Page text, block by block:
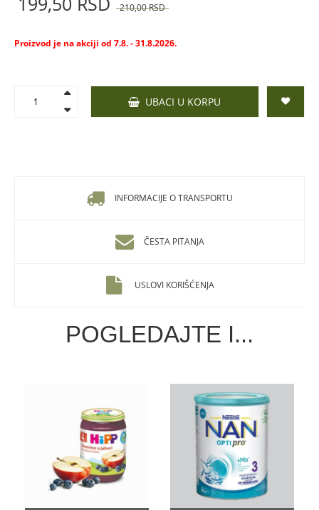
210,00RSD
Proizvod je na akciji od 7.8. - 31.8.2026.
UBACI U KORPU
INFORMACIJE O TRANSPORTU
ČESTA PITANJA
USLOVI KORIŠĆENJA
POGLEDAJTE I...